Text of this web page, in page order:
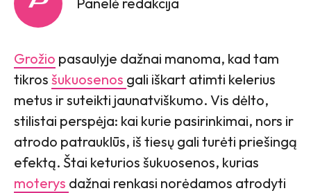
Grožio pasaulyje dažnai manoma, kad tam
tikros šukuosenos gali iškart atimti kelerius
metus ir suteikti jaunatviškumo. Vis dėlto,
stilistai perspėja: kai kurie pasirinkimai, nors ir
atrodo patrauklūs, iš tiesų gali turėti priešingą
efektą. Štai keturios šukuosenos, kurias
moterys dažnai renkasi norėdamos atrodyti